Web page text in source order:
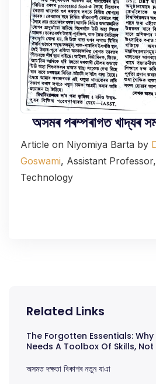
অসমৰ পৰম্পৰাগত খাদ্যৰ
Article on Niyomiya Barta by
Goswami, Assistant
Technology
Related Links
The Forgotten Essentials:
Needs A Toolbox Of Skills,
অসমত দক্ষতা বিকাশৰ নতুন যাএা